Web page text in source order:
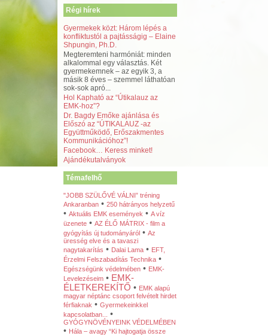
Régi hírek
Gyermekek közt: Három lépés a
konfliktustól a pajtásságig – Elaine
Shpungin, Ph.D.
Megteremteni harmóniát: minden
alkalommal egy választás. Két
gyermekemnek – az egyik 3, a
másik 8 éves – szemmel láthatóan
sok-sok apró...
Hol Kapható az “Útikalauz az
EMK-hoz”?
Dr. Bagdy Emőke ajánlása és
Előszó az “ÚTIKALAUZ -az
Együttműködő, Erőszakmentes
Kommunikációhoz”!
Facebook… Keress minket!
Ajándékutalványok
Témafelhő
"JOBB SZÜLŐVÉ VÁLNI” tréning
Ankaranban • 250 hátrányos helyzetű
• Aktuális EMK események • A víz
üzenete • AZ ÉLŐ MÁTRIX - film a
gyógyítás új tudományáról • Az
üresség elve és a tavaszi
nagytakarítás • Dalai Lama • EFT,
Érzelmi Felszabadítás Technika •
Egészségünk védelmében • EMK-
Levelezéseim • EMK-
ÉLETKEREKÍTŐ • EMK alapú
magyar néptánc csoport felvételt hirdet
férfiaknak • Gyermekeinkkel
kapcsolatban...
•
GYÓGYNÖVÉNYEINK VÉDELMÉBEN
• Hála – avagy “Ki hajtogatja össze